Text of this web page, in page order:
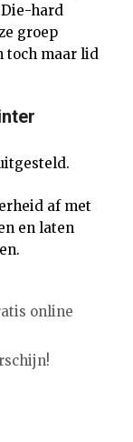
hard
groep
toch maar lid
af met
en laten
online